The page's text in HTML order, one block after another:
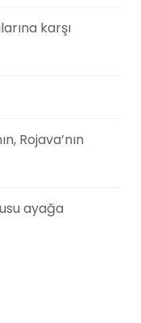
karşı
Rojava’nın
ayağa